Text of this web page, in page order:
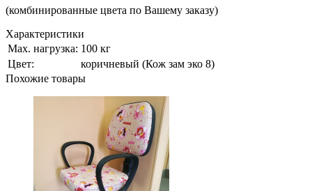
(комбинированные цвета по Вашему заказу)
Характеристики
Мах. нагрузка: 100 кг
Цвет:
коричневый (Кож зам эко 8)
Похожие товары